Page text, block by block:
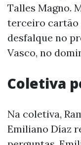
Talles Magno.
terceiro cartão
desfalque no
Vasco, no
Coletiva
Na coletiva,
Emiliano Díaz